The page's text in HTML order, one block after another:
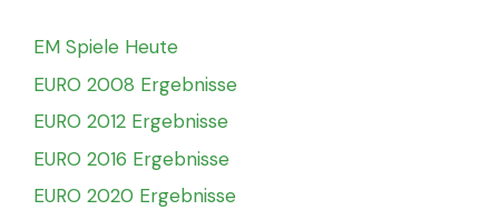
EM Spiele Heute
EURO 2008 Ergebnisse
EURO 2012 Ergebnisse
EURO 2016 Ergebnisse
EURO 2020 Ergebnisse